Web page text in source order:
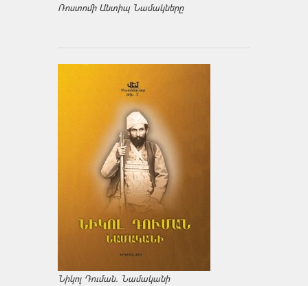
Ռոստոմի Անտիպ Նամակները
Նիկոլ Դուման. Նամականի